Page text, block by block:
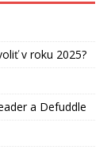
v roku 2025?
a Defuddle